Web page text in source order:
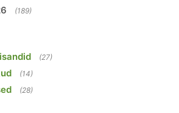
(189)
(27)
(14)
(28)